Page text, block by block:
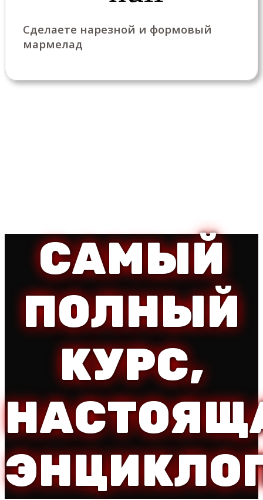
Сделаете нарезной и формовый
мармелад
САМЫЙ
ПОЛНЫЙ
КУРС,